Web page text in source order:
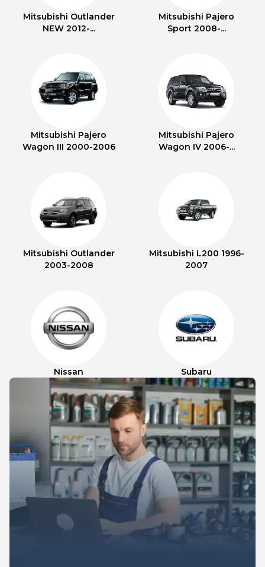
Mitsubishi Outlander
NEW 2012-...
Mitsubishi Pajero
Sport 2008-...
Mitsubishi Pajero
Wagon III 2000-2006
Mitsubishi Pajero
Wagon IV 2006-...
Mitsubishi Outlander
2003-2008
Mitsubishi L200 1996-
2007
Nissan Subaru